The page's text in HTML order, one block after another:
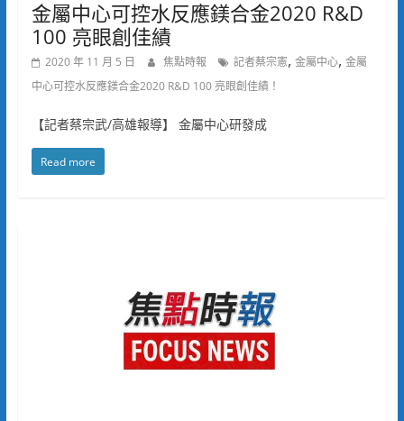
金屬中心可控水反應鎂合金2020 R&D
100 亮眼創佳績
2020 年 11 月 5 日 焦點時報 記者蔡宗憲, 金屬中心, 金屬
中心可控水反應鎂合金2020 R&D 100 亮眼創佳績！
【記者蔡宗武/高雄報導】 金屬中心研發成
Read more